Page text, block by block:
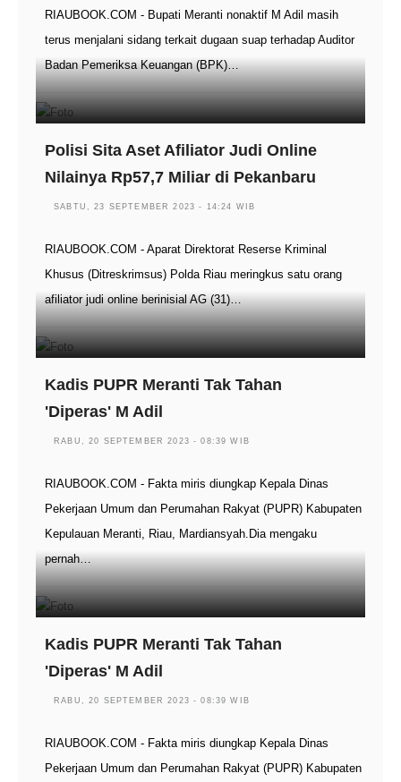
RIAUBOOK.COM - Bupati Meranti nonaktif M Adil masih
terus menjalani sidang terkait dugaan suap terhadap Auditor
Badan Pemeriksa Keuangan (BPK)…
Polisi Sita Aset Afiliator Judi Online
Nilainya Rp57,7 Miliar di Pekanbaru
SABTU, 23 SEPTEMBER 2023 - 14:24 WIB
RIAUBOOK.COM - Aparat Direktorat Reserse Kriminal
Khusus (Ditreskrimsus) Polda Riau meringkus satu orang
afiliator judi online berinisial AG (31)…
Kadis PUPR Meranti Tak Tahan
'Diperas' M Adil
RABU, 20 SEPTEMBER 2023 - 08:39 WIB
RIAUBOOK.COM - Fakta miris diungkap Kepala Dinas
Pekerjaan Umum dan Perumahan Rakyat (PUPR) Kabupaten
Kepulauan Meranti, Riau, Mardiansyah.Dia mengaku
pernah…
Kadis PUPR Meranti Tak Tahan
'Diperas' M Adil
RABU, 20 SEPTEMBER 2023 - 08:39 WIB
RIAUBOOK.COM - Fakta miris diungkap Kepala Dinas
Pekerjaan Umum dan Perumahan Rakyat (PUPR) Kabupaten